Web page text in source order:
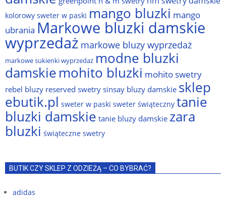
kolorowy sweter w paski mango bluzki mango
ubrania Markowe bluzki damskie
wyprzedaż markowe bluzy wyprzedaż
markowe sukienki wyprzedaż modne bluzki
damskiemohito bluzki mohito swetry
rebel bluzy reserved swetrysinsay bluzy damskie sklep
ebutik.pl sweter w paski sweter świąteczny tanie
bluzki damskie tanie bluzy damskie zara
bluzki świąteczne swetry
BUTIK CZY SKLEP Z ODZIEŻĄ – CO BYBRAĆ?
adidas